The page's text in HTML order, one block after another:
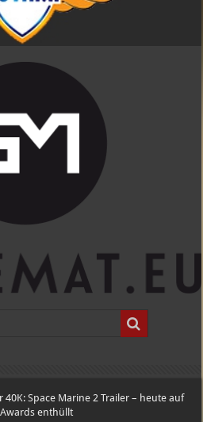
40K: Space Marine 2 Trailer – heute auf
enthüllt